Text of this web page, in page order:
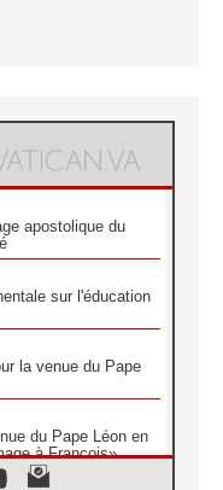
apostolique du
sur l'éducation
la venue du Pape
du Pape Léon en
à François»